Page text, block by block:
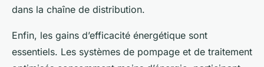
dans la chaîne de distribution.
Enfin, les gains d’efficacité énergétique sont
essentiels. Les systèmes de pompage et de traitement